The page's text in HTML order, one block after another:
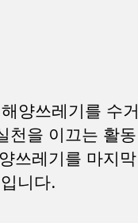
양쓰레기를 수거
천을 이끄는 활동
쓰레기를 마지막
니다.